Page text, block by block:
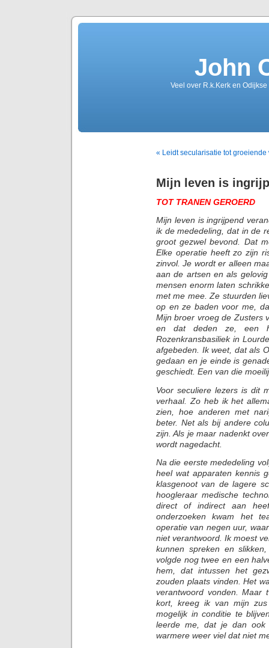
John
Veel over R.k.Kerk en
« Leidt secularisatie tot groeiende
Mijn leven is
TOT TRANEN GEROERD
Mijn leven is ingrijpend
ik de mededeling, dat in de
groot gezwel bevond. Dat
Elke operatie heeft zo zijn
zinvol. Je wordt er alleen
aan de artsen en als
mensen enorm laten
met me mee. Ze stuurden
op en ze baden voor me,
Mijn broer vroeg de Zusters
en dat deden ze, een
Rozenkransbasiliek in
afgebeden. Ik weet, dat als
gedaan en je einde is
geschiedt. Een van die
Voor seculiere lezers is dit
verhaal. Zo heb ik het
zien, hoe anderen met
beter. Net als bij andere
zijn. Als je maar nadenkt
wordt nagedacht.
Na die eerste mededeling
heel wat apparaten kennis
klasgenoot van de lagere
hoogleraar medische
direct of indirect aan
onderzoeken kwam het
operatie van negen uur,
niet verantwoord. Ik moest
kunnen spreken en
volgde nog twee en een
hem, dat intussen het
zouden plaats vinden. Het
verantwoord vonden. Maar
kort, kreeg ik van mijn
mogelijk in conditie te
leerde me, dat je dan ook
warmere weer viel dat niet